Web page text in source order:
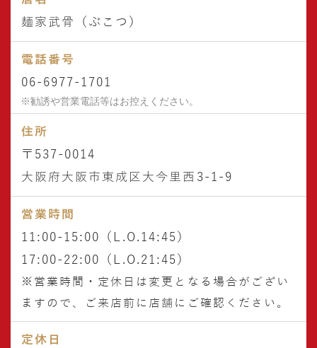
麺家武骨（ぶこつ）
電話番号
06-6977-1701
住所
〒537-0014
大阪府大阪市東成区大今里西3-1-9
営業時間
11:00-15:00（L.O.14:45）
17:00-22:00（L.O.21:45）
※営業時間・定休日は変更となる 場合がござい
ますので、
ご来店前に店舗にご確認ください。
定休日